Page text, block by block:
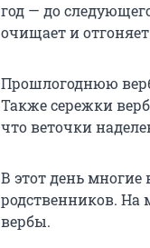
год — до
очищает и
Прошлогоднюю
Также сережки
что веточки
В этот день
родственников. На
вербы.